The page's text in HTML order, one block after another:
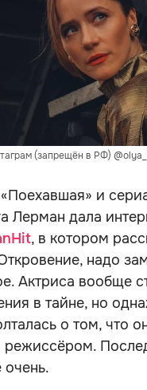
(запрещён в РФ)
и
Лерман дала
, в котором
надо
Актриса вообще
в тайне, но
о том, что
режиссёром.
очень.